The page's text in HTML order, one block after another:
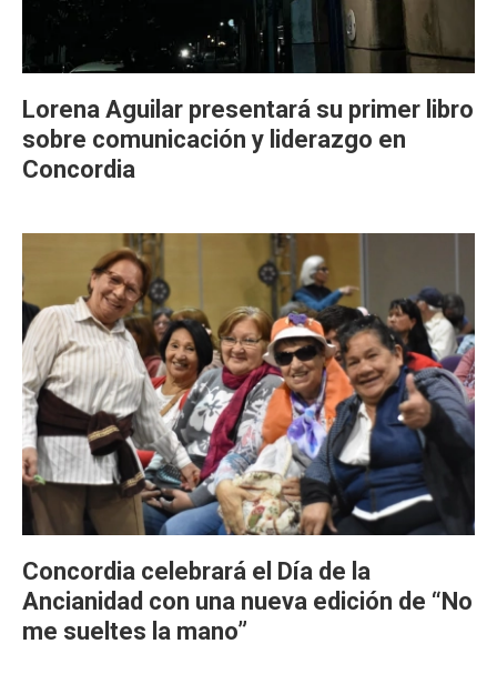
Lorena Aguilar presentará su primer libro
sobre comunicación y liderazgo en
Concordia
Concordia celebrará el Día de la
Ancianidad con una nueva edición de “No
me sueltes la mano”